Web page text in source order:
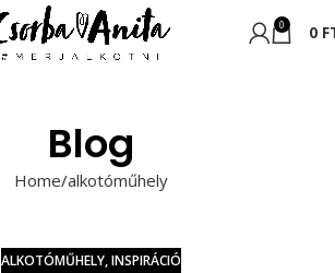
0 0
Blog
Home alkotóműhely
ALKOTÓMŰHELY,INSPIRÁCIÓ